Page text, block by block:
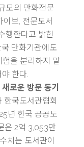
모의 만화전문
브, 전문도서
행한다고 밝힌
만화기관에도
험을 분리하지 말
한다.
로운 방문 동기
한국도서관협회
년 한국 공공도
은 2억 3,053만
치는 도서관이